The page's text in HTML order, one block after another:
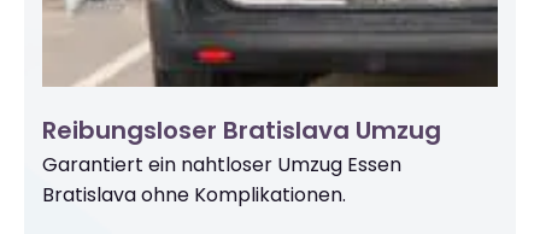
Reibungsloser Bratislava Umzug
Garantiert ein nahtloser Umzug Essen
Bratislava ohne Komplikationen.